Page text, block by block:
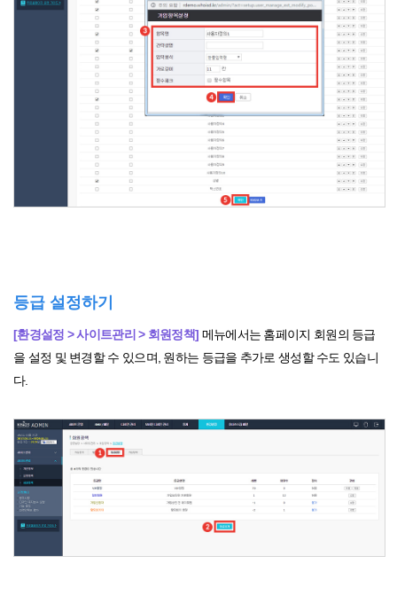
등급 설정하기
[환경설정 > 사이트관리 > 회원정책] 메뉴에서는 홈페이지 회원의 등급
을 설정 및 변경할 수 있으며, 원하는 등급을 추가로 생성할 수도 있습니
다.